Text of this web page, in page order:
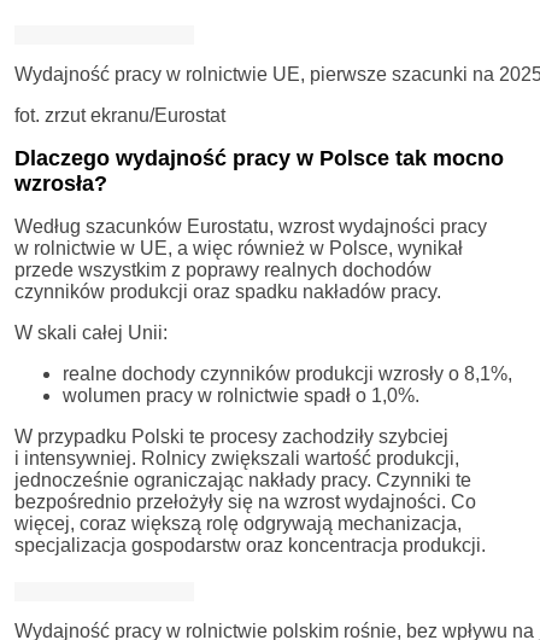
Wydajność pracy w rolnictwie UE, pierwsze szacunki na
fot. zrzut ekranu/Eurostat
Dlaczego wydajność pracy w Polsce tak mocno
wzrosła?
Według szacunków Eurostatu, wzrost wydajności pracy
w rolnictwie w UE, a więc również w Polsce, wynikał
przede wszystkim z poprawy realnych dochodów
czynników produkcji oraz spadku nakładów pracy.
W skali całej Unii:
realne dochody czynników produkcji wzrosły o 8,1%,
wolumen pracy w rolnictwie spadł o 1,0%.
W przypadku Polski te procesy zachodziły szybciej
i intensywniej. Rolnicy zwiększali wartość produkcji,
jednocześnie ograniczając nakłady pracy. Czynniki te
bezpośrednio przełożyły się na wzrost wydajności. Co
więcej, coraz większą rolę odgrywają mechanizacja,
specjalizacja gospodarstw oraz koncentracja produkcji.
Wydajność pracy w rolnictwie polskim rośnie, bez wpływu